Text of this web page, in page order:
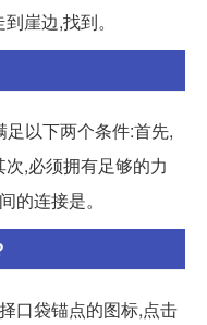
崖边,找到。
以下两个条件:首先,
,必须拥有足够的力
的连接是。
口袋锚点的图标,点击